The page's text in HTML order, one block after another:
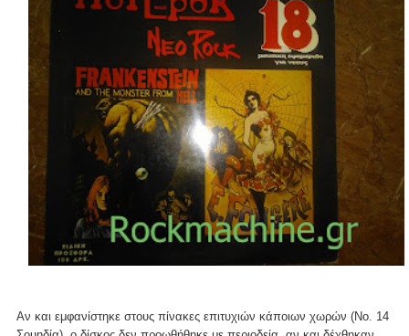
Αν και εμφανίστηκε στους πίνακες επιτυχιών κάποιων χωρών (Νο. 14